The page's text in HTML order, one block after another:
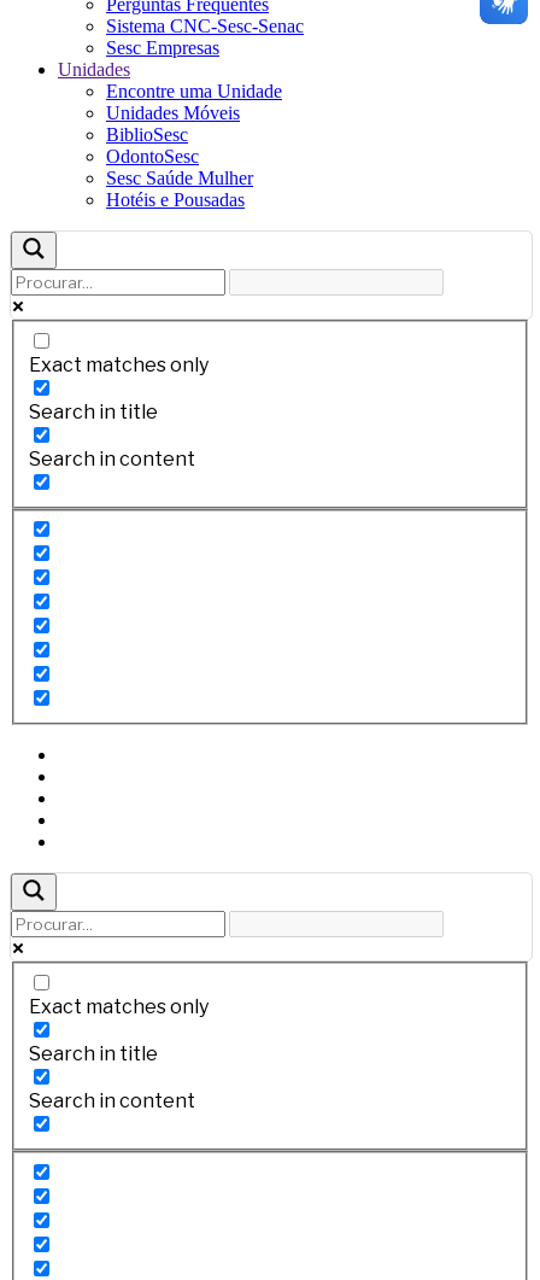
Perguntas Frequentes
Sistema CNC-Sesc-Senac
Sesc Empresas
Unidades
Encontre uma Unidade
Unidades Móveis
BiblioSesc
OdontoSesc
Sesc Saúde Mulher
Hotéis e Pousadas
Exact matches only
Search in title
Search in content
Exact matches only
Search in title
Search in content